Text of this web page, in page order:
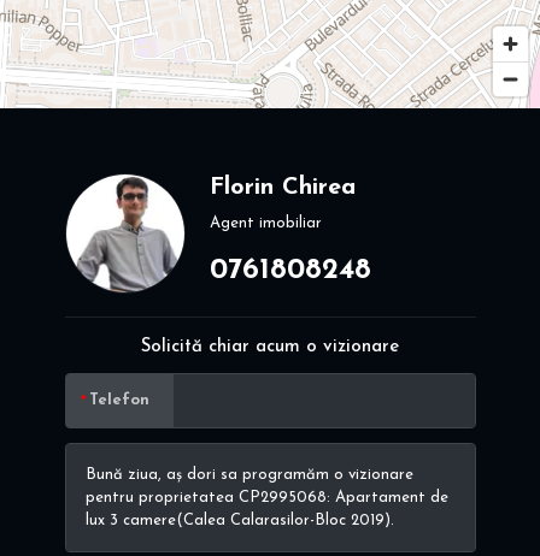
Florin Chirea
Agent imobiliar
0761808248
Solicită chiar acum o vizionare
Telefon